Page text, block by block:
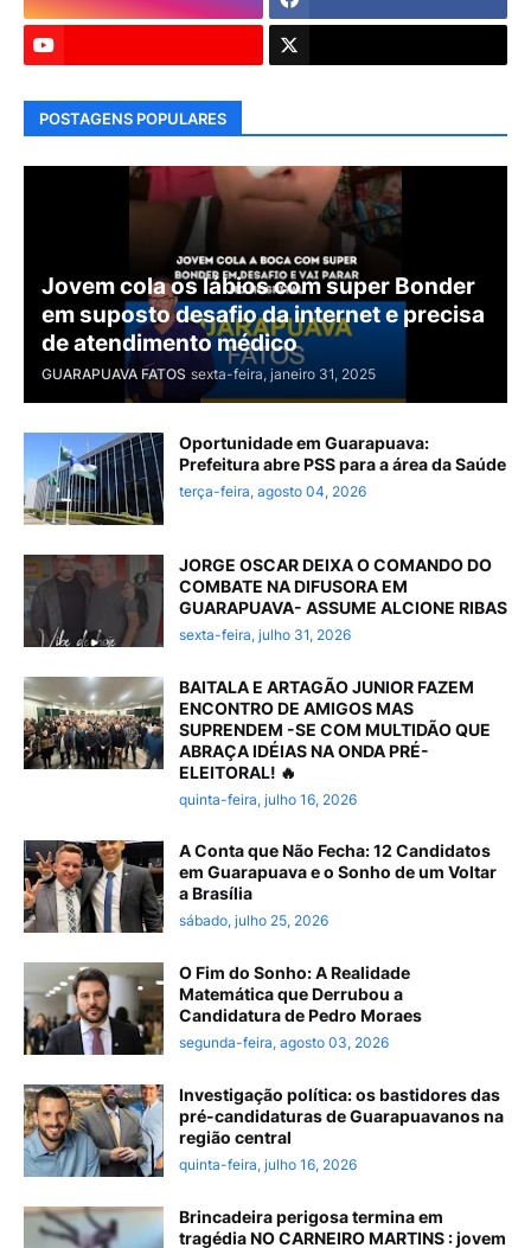
POSTAGENS POPULARES
Jovem cola os lábios com super Bonder
em suposto desafio da internet e precisa
de atendimento médico
GUARAPUAVA FATOS sexta-feira, janeiro 31, 2025
Oportunidade em Guarapuava:
Prefeitura abre PSS para a área da Saúde
terça-feira, agosto 04, 2026
JORGE OSCAR DEIXA O COMANDO DO
COMBATE NA DIFUSORA EM
GUARAPUAVA- ASSUME ALCIONE RIBAS
sexta-feira, julho 31, 2026
BAITALA E ARTAGÃO JUNIOR FAZEM
ENCONTRO DE AMIGOS MAS
SUPRENDEM -SE COM MULTIDÃO QUE
ABRAÇA IDÉIAS NA ONDA PRÉ-
ELEITORAL! 🔥
quinta-feira, julho 16, 2026
A Conta que Não Fecha: 12 Candidatos
em Guarapuava e o Sonho de um Voltar
a Brasília
sábado, julho 25, 2026
O Fim do Sonho: A Realidade
Matemática que Derrubou a
Candidatura de Pedro Moraes
segunda-feira, agosto 03, 2026
Investigação política: os bastidores das
pré-candidaturas de Guarapuavanos na
região central
quinta-feira, julho 16, 2026
Brincadeira perigosa termina em
tragédia NO CARNEIRO MARTINS : jovem